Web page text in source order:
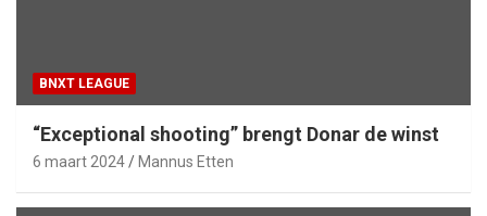
BNXT LEAGUE
“Exceptional shooting” brengt Donar de winst
6 maart 2024 Mannus Etten